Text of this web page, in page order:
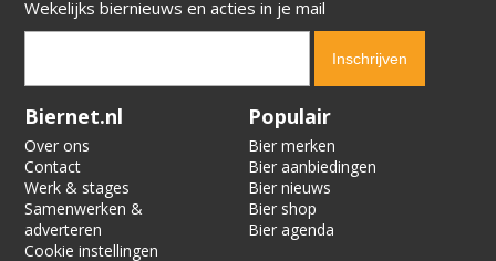
Wekelijks biernieuws en acties in je mail
Verification code:
Biernet.nl
Over ons
Contact
Werk & stages
Samenwerken &
adverteren
Cookie instellingen
Populair
Bier merken
Bier aanbiedingen
Bier nieuws
Bier shop
Bier agenda